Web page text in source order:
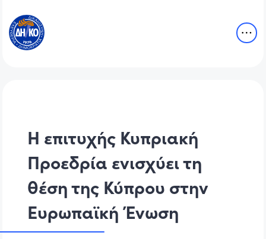
Η επιτυχής Κυπριακή
Προεδρία ενισχύει τη
θέση της Κύπρου στην
Ευρωπαϊκή Ένωση